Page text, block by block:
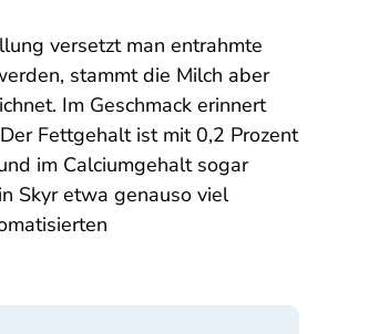
versetzt man entrahmte
stammt die Milch aber
Im Geschmack erinnert
Fettgehalt ist mit 0,2 Prozent
im Calciumgehalt sogar
Skyr etwa genauso viel